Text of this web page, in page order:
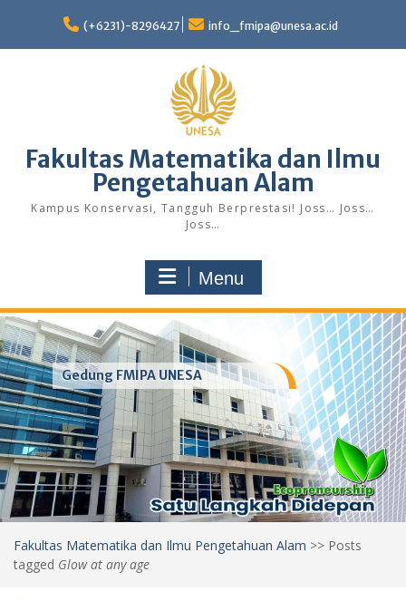
content
(+6231)-8296427 info_fmipa@unesa.ac.id
Fakultas Matematika dan Ilmu
Pengetahuan Alam
Kampus Konservasi, Tangguh Berprestasi! Joss… Joss…
Joss…
Menu
Gedung FMIPA UNESA
Fakultas Matematika dan Ilmu Pengetahuan Alam >> Posts
tagged Glow at any age